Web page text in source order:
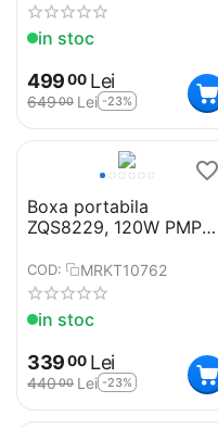
in stoc
49900 Lei
64900 Lei -23%
Boxa portabila
ZQS8229, 120W PMPO,
microfon
COD: MRKT10762
in stoc
33900 Lei
44000 Lei -23%